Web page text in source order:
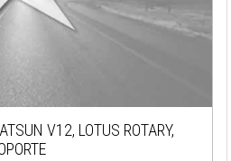
V12, LOTUS ROTARY,